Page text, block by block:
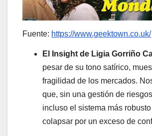
Fuente: https://www.geektown.co.uk/
El Insight de Ligia Gorriño
pesar de su tono satírico,
fragilidad de los mercados.
que, sin una gestión de
incluso el sistema más
colapsar por un exceso de